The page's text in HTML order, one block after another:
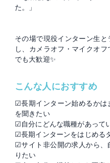
た。」
その場で現役インターン生
し、カメラオフ・マイクオ
でも大歓迎✨
こんな人におすすめ
☑長期インターン始めるかは
を聞きたい
☑自分にどんな職種があって
☑長期インターンをはじめる
☑サイト非公開の求人から、
りたい